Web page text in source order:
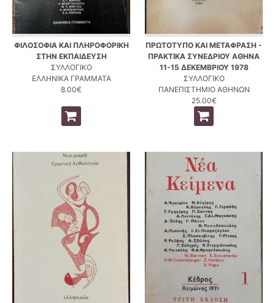
ΦΙΛΟΣΟΦΙΑ ΚΑΙ ΠΛΗΡΟΦΟΡΙΚΗ
ΣΤΗΝ ΕΚΠΑΙΔΕΥΣΗ
ΣΥΛΛΟΓΙΚΟ
ΕΛΛΗΝΙΚΑ ΓΡΑΜΜΑΤΑ
8.00€
ΠΡΩΤΟΤΥΠΟ ΚΑΙ ΜΕΤΑΦΡΑΣΗ -
ΠΡΑΚΤΙΚΑ ΣΥΝΕΔΡΙΟΥ ΑΘΗΝΑ
11-15 ΔΕΚΕΜΒΡΙΟΥ 1978
ΣΥΛΛΟΓΙΚΟ
ΠΑΝΕΠΙΣΤΗΜΙΟ ΑΘΗΝΩΝ
25.00€